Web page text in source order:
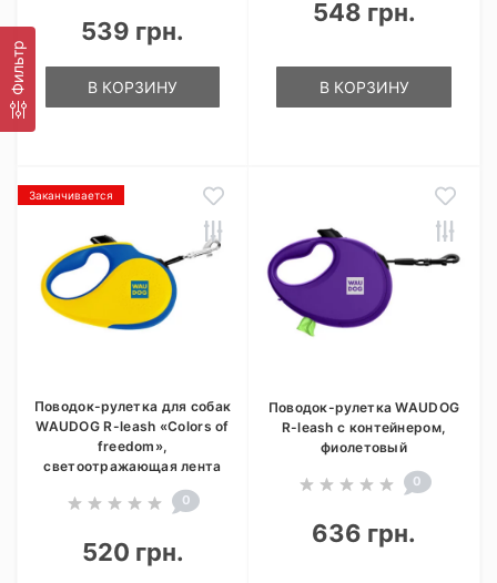
Фильтр
539 грн.
В КОРЗИНУ
548 грн.
В КОРЗИНУ
Заканчивается
Поводок-рулетка для собак
WAUDOG R-leash «Colors of
freedom»,
светоотражающая лента
0
520 грн.
Поводок-рулетка WAUDOG
R-leash с контейнером,
фиолетовый
0
636 грн.